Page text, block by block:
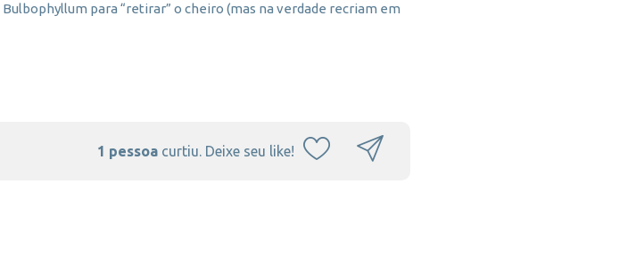
para “retirar” o cheiro (mas na verdade recriam em
1 pessoacurtiu. Deixe seu like!